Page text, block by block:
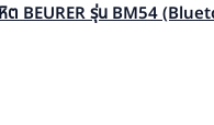
ต BEURER รุ่น BM54